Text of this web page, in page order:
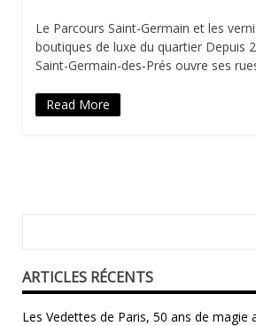
Le Parcours Saint-Germain et les
boutiques de luxe du quartier Depuis
Saint-Germain-des-Prés ouvre ses
Read More
ARTICLES RÉCENTS
Les Vedettes de Paris, 50 ans de magie